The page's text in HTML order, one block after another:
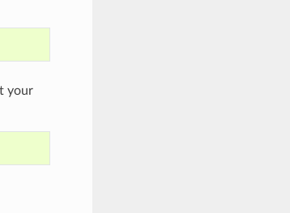
your